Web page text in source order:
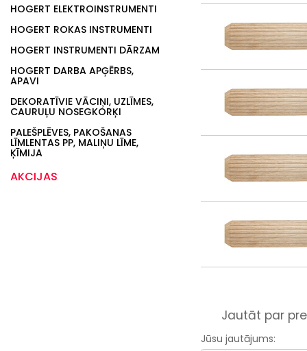
HOGERT ELEKTROINSTRUMENTI
HOGERT ROKAS INSTRUMENTI
HOGERT INSTRUMENTI DĀRZAM
HOGERT DARBA APĢĒRBS,
APAVI
DEKORATĪVIE VĀCIŅI, UZLĪMES,
CAURUĻU NOSEGKORĶI
PALEŠPLĒVES, PAKOŠANAS
LĪMLENTAS PP, MALIŅU LĪME,
ĶĪMIJA
AKCIJAS
Jautāt par
Jūsu jautājums: